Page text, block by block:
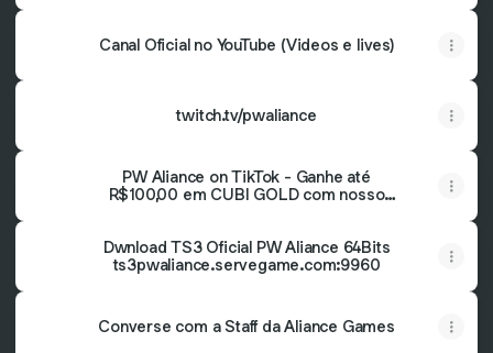
Canal Oficial no YouTube (Videos e lives)
twitch.tv/pwaliance
PW Aliance on TikTok - Ganhe até
R$100,00 em CUBI GOLD com nosso
Dwnload TS3 Oficial PW Aliance 64Bits
ts3pwaliance.servegame.com:9960
Converse com a Staff da Aliance Games